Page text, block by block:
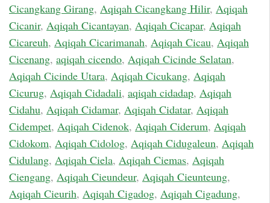
Cicangkang Girang, Aqiqah Cicangkang Hilir, Aqiqah
Cicanir, Aqiqah Cicantayan, Aqiqah Cicapar, Aqiqah
Cicareuh, Aqiqah Cicarimanah, Aqiqah Cicau, Aqiqah
Cicenang, aqiqah cicendo, Aqiqah Cicinde Selatan,
Aqiqah Cicinde Utara, Aqiqah Cicukang, Aqiqah
Cicurug, Aqiqah Cidadali, aqiqah cidadap, Aqiqah
Cidahu, Aqiqah Cidamar, Aqiqah Cidatar, Aqiqah
Cidempet, Aqiqah Cidenok, Aqiqah Ciderum, Aqiqah
Cidokom, Aqiqah Cidolog, Aqiqah Cidugaleun, Aqiqah
Cidulang, Aqiqah Ciela, Aqiqah Ciemas, Aqiqah
Ciengang, Aqiqah Cieundeur, Aqiqah Cieunteung,
Aqiqah Cieurih, Aqiqah Cigadog, Aqiqah Cigadung,